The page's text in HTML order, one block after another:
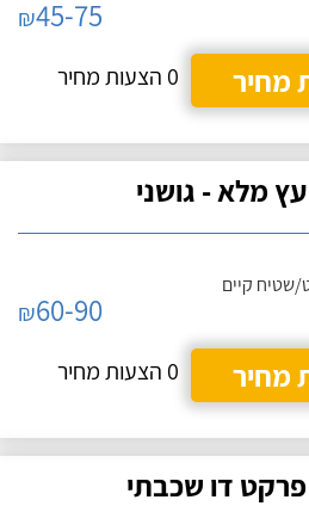
₪45-75
מחיר
0 הצעות מחיר
מלא - גושני
שטיח קיים
₪60-90
מחיר
0 הצעות מחיר
דו שכבתי